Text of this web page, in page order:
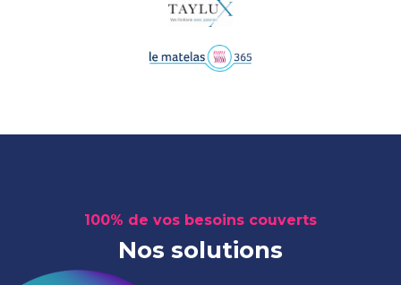
100% de vos besoins couverts
Nos solutions